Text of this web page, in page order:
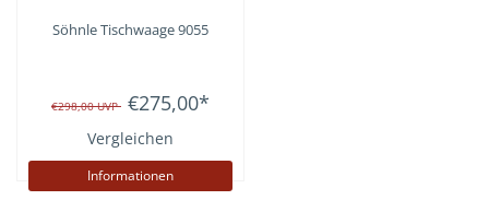
Söhnle Tischwaage 9055
€298,00UVP €275,00*
Vergleichen
Informationen